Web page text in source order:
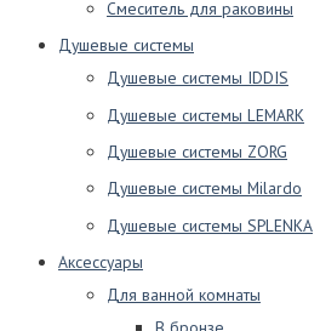
Смеситель для раковины
Душевые системы
Душевые системы IDDIS
Душевые системы LEMARK
Душевые системы ZORG
Душевые системы Milardo
Душевые системы SPLENKA
Аксессуары
Для ванной комнаты